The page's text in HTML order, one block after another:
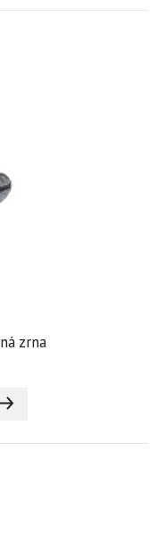
zrna